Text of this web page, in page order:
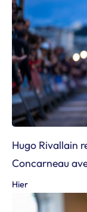
Hugo Rivallain
Concarneau
Hier